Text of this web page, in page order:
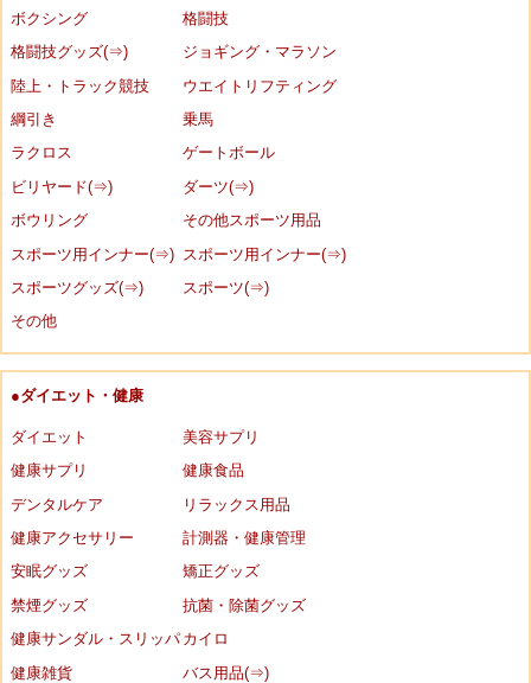
ボクシング
格闘技
格闘技グッズ(⇒)
ジョギング・マラソン
陸上・トラック競技
ウエイトリフティング
綱引き
乗馬
ラクロス
ゲートボール
ビリヤード(⇒)
ダーツ(⇒)
ボウリング
その他スポーツ用品
スポーツ用インナー(⇒)
スポーツ用インナー(⇒)
スポーツグッズ(⇒)
スポーツ(⇒)
その他
●ダイエット・健康
ダイエット
美容サプリ
健康サプリ
健康食品
デンタルケア
リラックス用品
健康アクセサリー
計測器・健康管理
安眠グッズ
矯正グッズ
禁煙グッズ
抗菌・除菌グッズ
健康サンダル・スリッパ カイロ
健康雑貨
バス用品(⇒)